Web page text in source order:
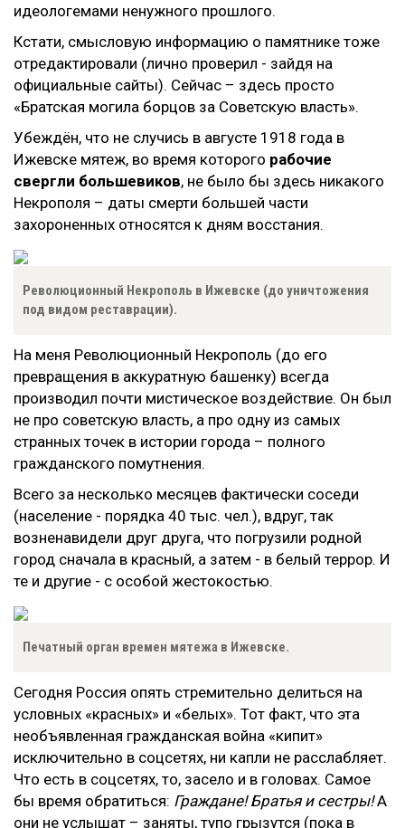
идеологемами ненужного прошлого.
Кстати, смысловую информацию о памятнике тоже
отредактировали (лично проверил - зайдя на
официальные сайты). Сейчас – здесь просто
«Братская могила борцов за Советскую власть».
Убеждён, что не случись в августе 1918 года в
Ижевске мятеж, во время которого рабочие
свергли большевиков, не было бы здесь никакого
Некрополя – даты смерти большей части
захороненных относятся к дням восстания.
Революционный Некрополь в Ижевске (до уничтожения
под видом реставрации).
На меня Революционный Некрополь (до его
превращения в аккуратную башенку) всегда
производил почти мистическое воздействие. Он был
не про советскую власть, а про одну из самых
странных точек в истории города – полного
гражданского помутнения.
Всего за несколько месяцев фактически соседи
(население - порядка 40 тыс. чел.), вдруг, так
возненавидели друг друга, что погрузили родной
город сначала в красный, а затем - в белый террор. И
те и другие - с особой жестокостью.
Печатный орган времен мятежа в Ижевске.
Сегодня Россия опять стремительно делиться на
условных «красных» и «белых». Тот факт, что эта
необъявленная гражданская война «кипит»
исключительно в соцсетях, ни капли не расслабляет.
Что есть в соцсетях, то, засело и в головах. Самое
бы время обратиться: Граждане! Братья и сестры!А
они не услышат – заняты, тупо грызутся (пока в